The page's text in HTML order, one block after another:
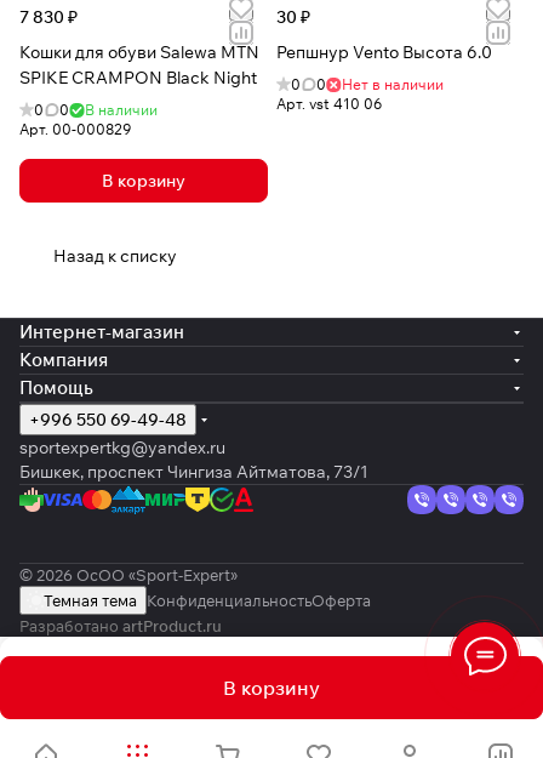
7 830 ₽
Кошки для обуви Salewa MTN
SPIKE CRAMPON Black Night
0 0
В наличии
Арт. 00-000829
В корзину
30 ₽
Репшнур Vento Высота 6.0
0 0
Нет в наличии
Арт. vst 410 06
Назад к списку
В корзину
Интернет-магазин
Компания
Помощь
+996 550 69-49-48
sportexpertkg@yandex.ru
Бишкек, проспект Чингиза Айтматова, 73/1
© 2026 ОсОО «Sport-Expert»
Темная тема
КонфиденциальностьОферта
Разработано artProduct.ru